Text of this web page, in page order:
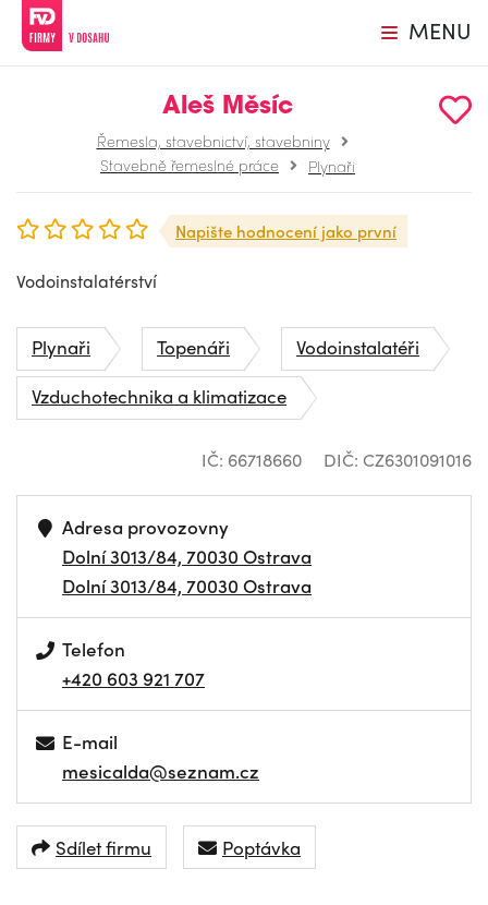
MENU
Aleš Měsíc
Řemesla, stavebnictví, stavebniny
Stavebně řemeslné práce
Plynaři
Napište hodnocení jako první
Vodoinstalatérství
Plynaři Topenáři
Vodoinstalatéři
Vzduchotechnika a klimatizace
IČ: 66718660 DIČ: CZ6301091016
Adresa provozovny
Dolní 3013/84, 70030 Ostrava
Dolní 3013/84, 70030 Ostrava
Telefon
+420 603 921 707
E-mail
mesicalda@seznam.cz
Sdílet firmu Poptávka